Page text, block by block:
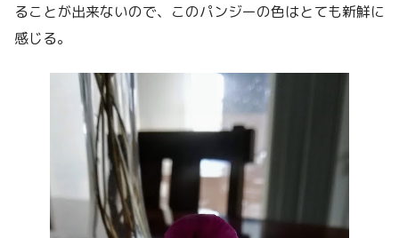
ることが出来ないので、このパンジーの色はとても新鮮に
感じる。